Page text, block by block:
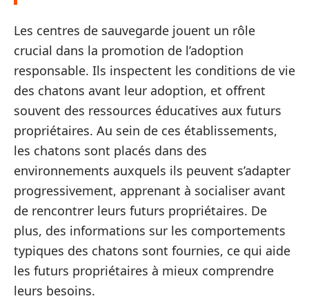
Les centres de sauvegarde jouent un rôle
crucial dans la promotion de l’adoption
responsable. Ils inspectent les conditions de vie
des chatons avant leur adoption, et offrent
souvent des ressources éducatives aux futurs
propriétaires. Au sein de ces établissements,
les chatons sont placés dans des
environnements auxquels ils peuvent s’adapter
progressivement, apprenant à socialiser avant
de rencontrer leurs futurs propriétaires. De
plus, des informations sur les comportements
typiques des chatons sont fournies, ce qui aide
les futurs propriétaires à mieux comprendre
leurs besoins.